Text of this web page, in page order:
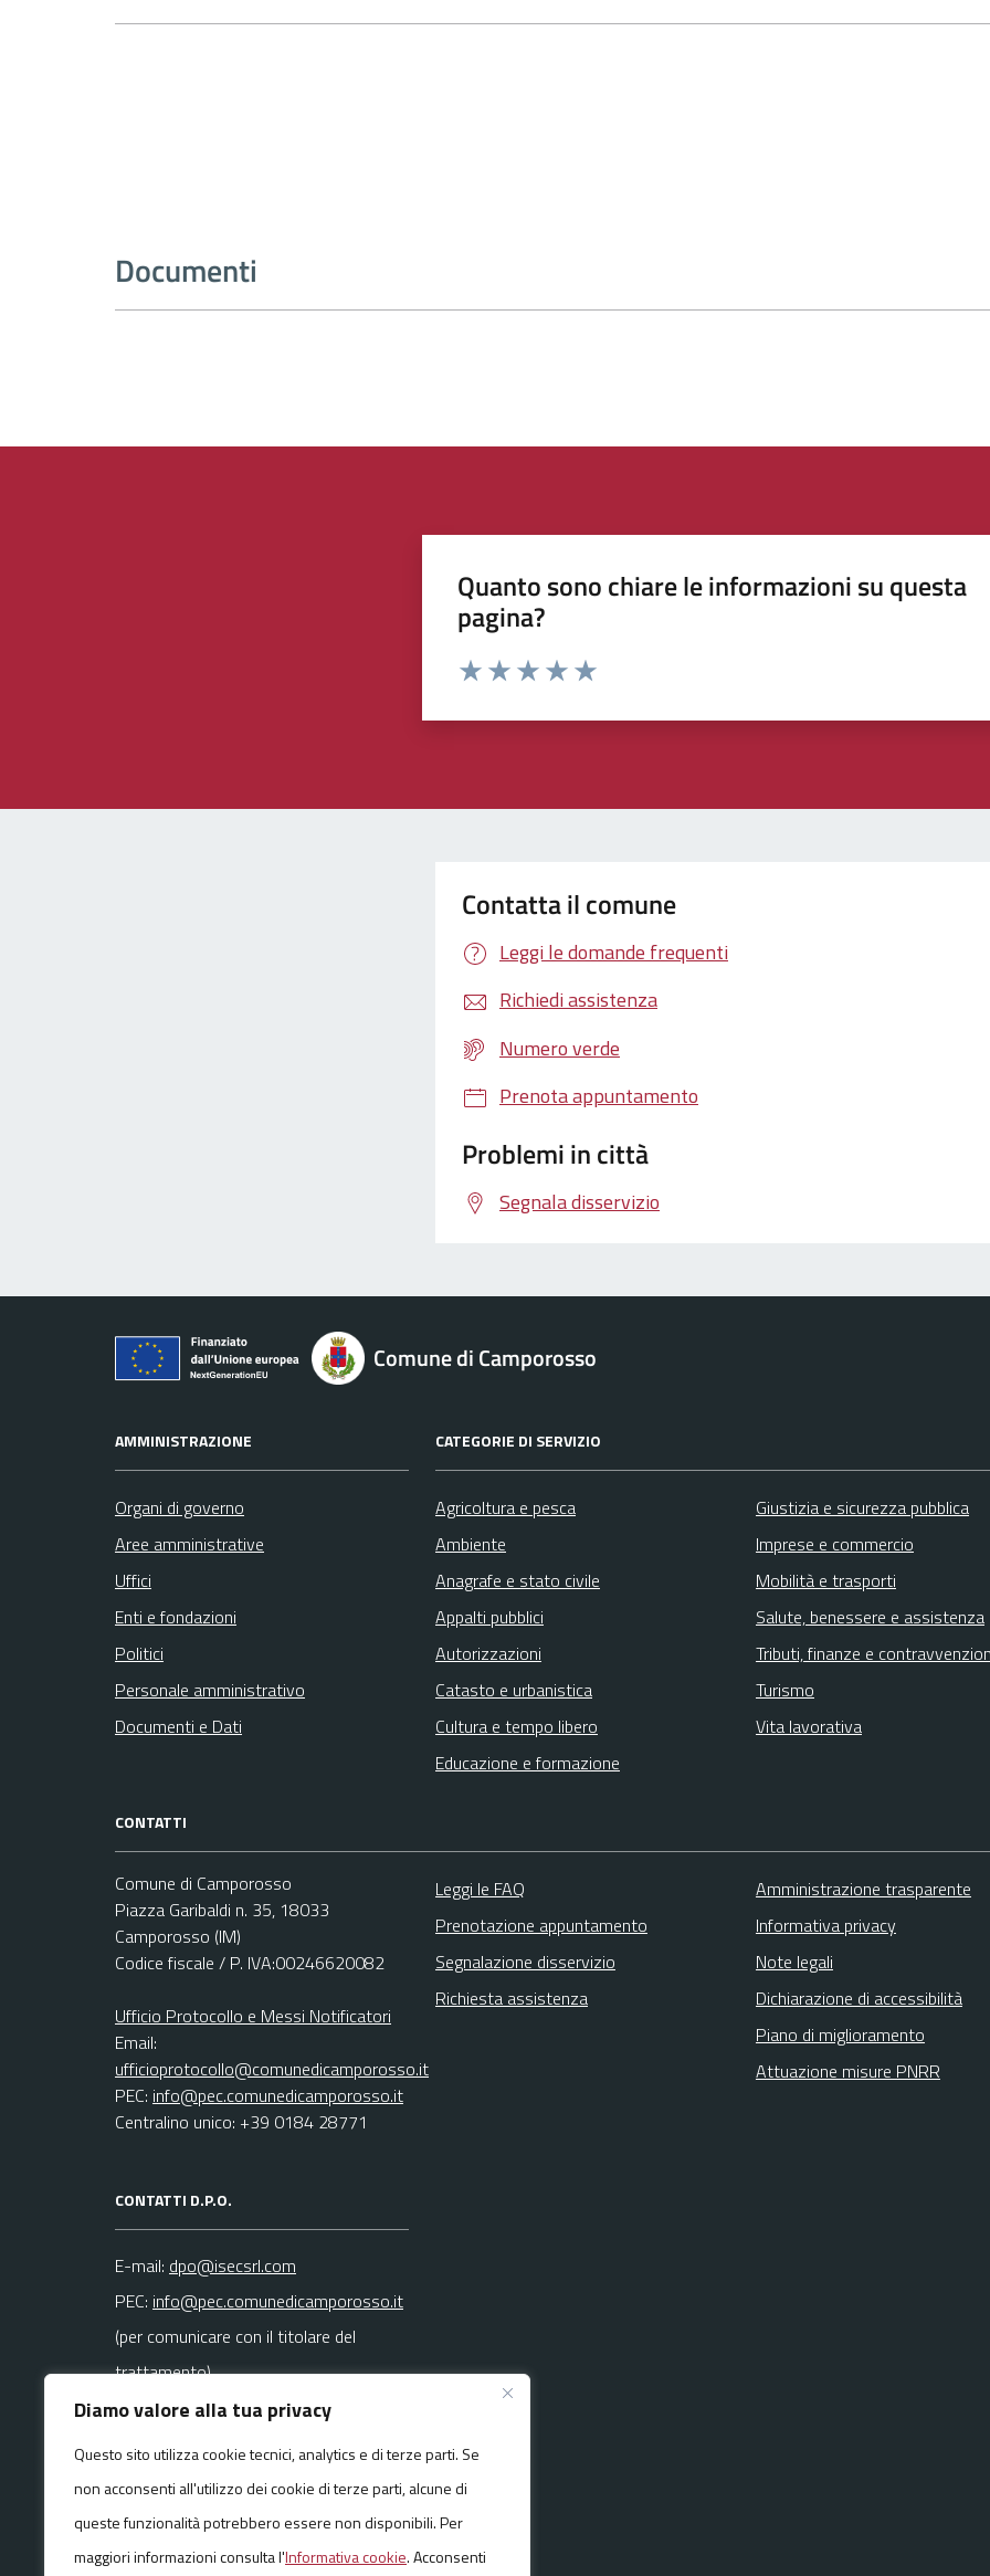
Diamo valore alla tua privacy
Questo sito utilizza cookie tecnici, analytics e di terze parti. Se
non acconsenti all'utilizzo dei cookie di terze parti, alcune di
queste funzionalità potrebbero essere non disponibili. Per
maggiori informazioni consulta l'Informativa cookie. Acconsenti
Documenti
Quanto sono chiare le informazioni su questa
pagina?
Contatta il comune
Leggi le domande frequenti
Richiedi assistenza
Numero verde
Prenota appuntamento
Problemi in città
Segnala disservizio
Comune di Camporosso
AMMINISTRAZIONE
Organi di governo
Aree amministrative
Uffici
Enti e fondazioni
Politici
Personale amministrativo
Documenti e Dati
CATEGORIE DI SERVIZIO
Agricoltura e pesca
Ambiente
Anagrafe e stato civile
Appalti pubblici
Autorizzazioni
Catasto e urbanistica
Cultura e tempo libero
Educazione e formazione
Giustizia e sicurezza pubblica
Imprese e commercio
Mobilità e trasporti
Salute, benessere e assistenza
Tributi, finanze e
Turismo
Vita lavorativa
CONTATTI
Comune di Camporosso
Piazza Garibaldi n. 35, 18033
Camporosso (IM)
Codice fiscale / P. IVA:00246620082
Ufficio Protocollo e Messi Notificatori
Email:
ufficioprotocollo@comunedicamporosso.it
PEC: info@pec.comunedicamporosso.it
Centralino unico: +39 0184 28771
CONTATTI D.P.O.
E-mail: dpo@isecsrl.com
PEC: info@pec.comunedicamporosso.it
(per comunicare con il titolare del
trattamento)
La mail del DPO va usata SOLO per
questioni
riguardanti la privacy
Leggi le FAQ
Prenotazione appuntamento
Segnalazione disservizio
Richiesta assistenza
Amministrazione trasparente
Informativa privacy
Note legali
Dichiarazione di accessibilità
Piano di miglioramento
Attuazione misure PNRR